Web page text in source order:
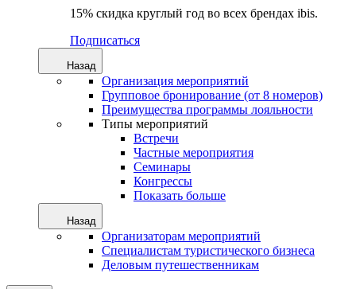
15% скидка круглый год во всех брендах ibis.
Подписаться
Назад
Организация мероприятий
Групповое бронирование (от 8 номеров)
Преимущества программы лояльности
Типы мероприятий
Встречи
Частные мероприятия
Семинары
Конгрессы
Показать больше
Назад
Организаторам мероприятий
Специалистам туристического бизнеса
Деловым путешественникам